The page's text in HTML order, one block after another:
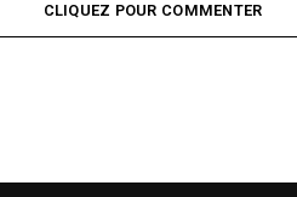
CLIQUEZ POUR COMMENTER